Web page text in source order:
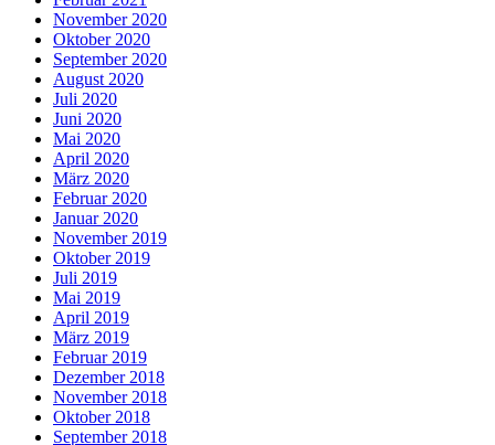
November 2020
Oktober 2020
September 2020
August 2020
Juli 2020
Juni 2020
Mai 2020
April 2020
März 2020
Februar 2020
Januar 2020
November 2019
Oktober 2019
Juli 2019
Mai 2019
April 2019
März 2019
Februar 2019
Dezember 2018
November 2018
Oktober 2018
September 2018